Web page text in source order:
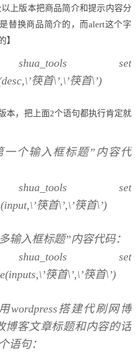
以上版本把商品简介和提示内容分
替换商品简介的，而alert这个字
】
set
筷首\’,\’筷首\’)
本，把上面2个语句都执行肯定就
一个输入框标题”内容代
set
筷首\’,\’筷首\’)
输入框标题”内容代码：
set
筷首\’,\’筷首\’)
wordpress搭建代刷网博
博客文章标题和内容的话
语句：